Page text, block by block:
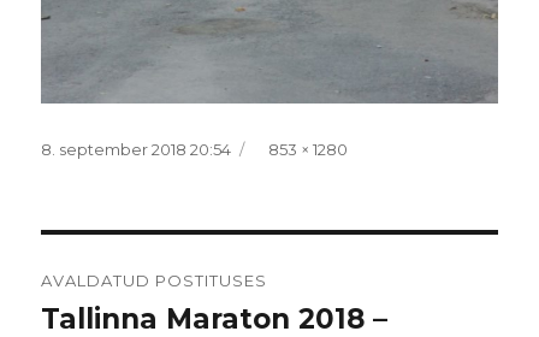
Postitatud
8. september 2018 20:54 Täissuurus
853 × 1280
AVALDATUD POSTITUSES
Tallinna Maraton 2018 –